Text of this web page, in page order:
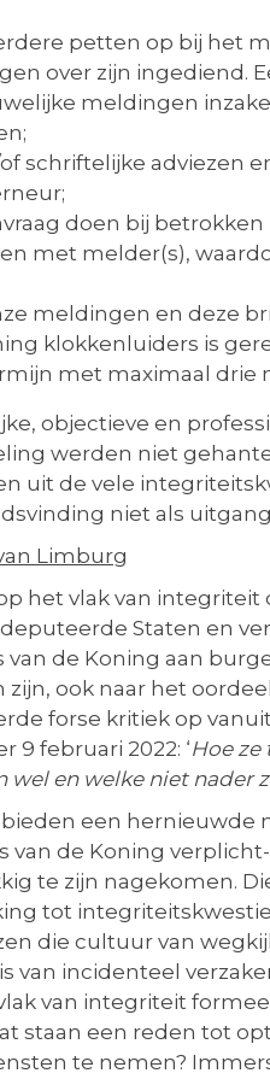
petten op bij het
over zijn ingediend.
meldingen
schriftelijke adviezen
doen bij
met melder(s),
meldingen en deze
klokkenluiders is
met maximaal drie
objectieve en
werden niet
uit de vele
niet als
Limburg
het vlak van
Staten en
de Koning aan
ook naar het
forse kritiek op
9 februari 2022: ‘Hoe
en welke niet nader
een hernieuwde
de Koning
te zijn nagekomen.
tot
die cultuur van
incidenteel
van integriteit
staan een reden tot
te nemen?